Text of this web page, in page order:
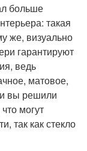
больше
такая
же, визуально
гарантируют
ведь
матовое,
вы решили
могут
так как стекло